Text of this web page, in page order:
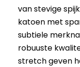
van stevige
katoen met
subtiele
robuuste
stretch geven